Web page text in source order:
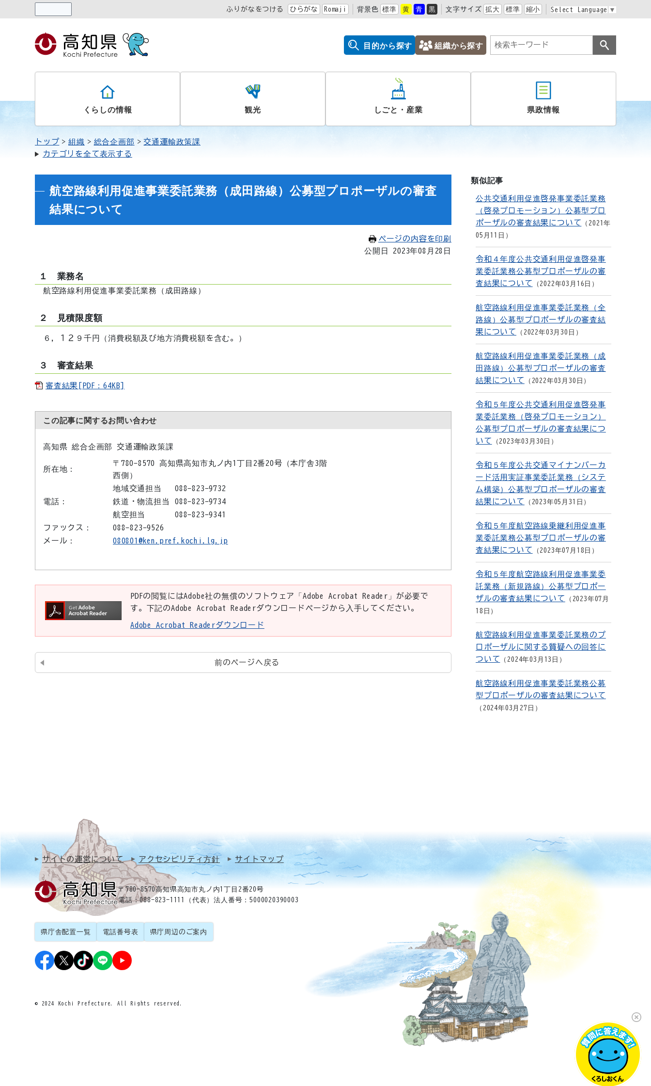
ふりがなをつける ひらがな Romaji 背景色 標準 黄 青 黒 文字サイズ 拡大 標準 縮小 Select Language ▼
目的から探す 組織から探す
くらしの情報 観光 しごと・産業 県政情報
トップ 組織 総合企画部
交通運輸政策課
カテゴリを全て表示する
航空路線利用促進事業委託業務（成田路線）公募型プロポーザルの審査
結果について
ページの内容を印刷
公開日 2023年08月28日
１ 業務名
航空路線利用促進事業委託業務（成田路線）
２ 見積限度額
６，１２９千円（消費税額及び地方消費税額を含む。）
３ 審査結果
審査結果[PDF：64KB]
この記事に関するお問い合わせ
高知県 総合企画部 交通運輸政策課
所在地：
〒780-8570 高知県高知市丸ノ内1丁目2番20号（本庁舎3階
西側）
電話：
地域交通担当
088-823-9732
鉄道・物流担当
088-823-9734
航空担当
088-823-9341
ファックス：
088-823-9526
メール：
080801@ken.pref.kochi.lg.jp
PDFの閲覧にはAdobe社の無償のソフトウェア「Adobe Acrobat Reader」が必要で
す。下記のAdobe Acrobat Readerダウンロードページから入手してください。
Adobe Acrobat Readerダウンロード
前のページへ戻る
類似記事
公共交通利用促進啓発事業委託業務
（啓発プロモーション）公募型プロ
ポーザルの審査結果について
2021年
05月11日
令和４年度公共交通利用促進啓発事
業委託業務公募型プロポーザルの審
査結果について
2022年03月16日
航空路線利用促進事業委託業務（全
路線）公募型プロポーザルの審査結
果について
2022年03月30日
航空路線利用促進事業委託業務（成
田路線）公募型プロポーザルの審査
結果について
2022年03月30日
令和５年度公共交通利用促進啓発事
業委託業務（啓発プロモーション）
公募型プロポーザルの審査結果につ
いて
2023年03月30日
令和５年度公共交通マイナンバーカ
ード活用実証事業委託業務（システ
ム構築）公募型プロポーザルの審査
結果について
2023年05月31日
令和５年度航空路線乗継利用促進事
業委託業務公募型プロポーザルの審
査結果について
2023年07月18日
令和５年度航空路線利用促進事業委
託業務（新規路線）公募型プロポー
ザルの審査結果について
2023年07月
18日
航空路線利用促進事業委託業務のプ
ロポーザルに関する質疑への回答に
ついて
2024年03月13日
航空路線利用促進事業委託業務公募
型プロポーザルの審査結果について
2024年03月27日
サイトの運営について アクセシビリティ方針 サイトマップ
〒780-8570高知県高知市丸ノ内1丁目2番20号
電話：088-823-1111（代表）法人番号：5000020390003
県庁舎配置一覧 電話番号表 県庁周辺のご案内
© 2024 Kochi Prefecture. All Rights reserved.